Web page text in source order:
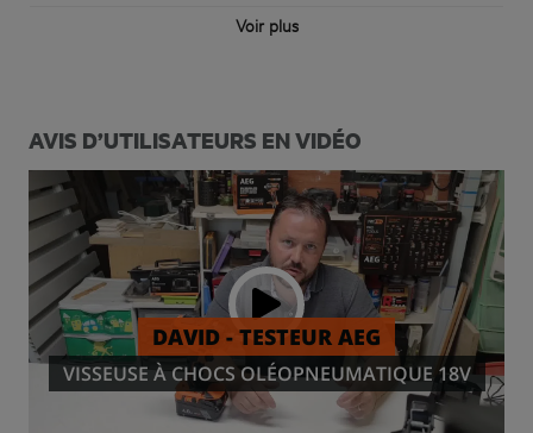
Voir plus
AVIS D’UTILISATEURS EN VIDÉO